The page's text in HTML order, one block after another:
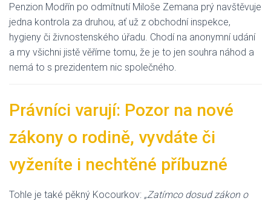
Penzion Modřín po odmítnutí Miloše Zemana prý navštěvuje
jedna kontrola za druhou, ať už z obchodní inspekce,
hygieny či živnostenského úřadu. Chodí na anonymní udání
a my všichni jistě věříme tomu, že je to jen souhra náhod a
nemá to s prezidentem nic společného.
Právníci varují: Pozor na nové
zákony o rodině, vyvdáte či
vyženíte i nechtěné příbuzné
Tohle je také pěkný Kocourkov: „Zatímco dosud zákon o